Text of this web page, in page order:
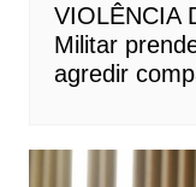
VIOLÊNCIA
Militar
agredir